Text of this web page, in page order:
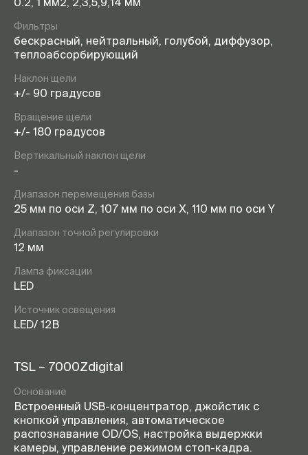
Фильтры
бескрасный, нейтральный, голубой, диффузор,
теплоабсорбирующий
Наклон щели
+/- 90 градусов
Вращение щели
+/- 180 градусов
Вертикальный наклон щели
-
Диапазон перемещения базы
25 мм по оси Z, 107 мм по оси Х, 110 мм по оси Y
Диапазон точной регулировки
12 мм
Лампа фиксации
LED
Источник освещения
LED/ 12В
TSL – 7000Zdigital
Основание
Встроенный USB-концентратор, джойстик с
кнопкой управления, автоматическое
распознавание OD/OS, настройка выдержки
камеры, управление режимом стоп-кадра.